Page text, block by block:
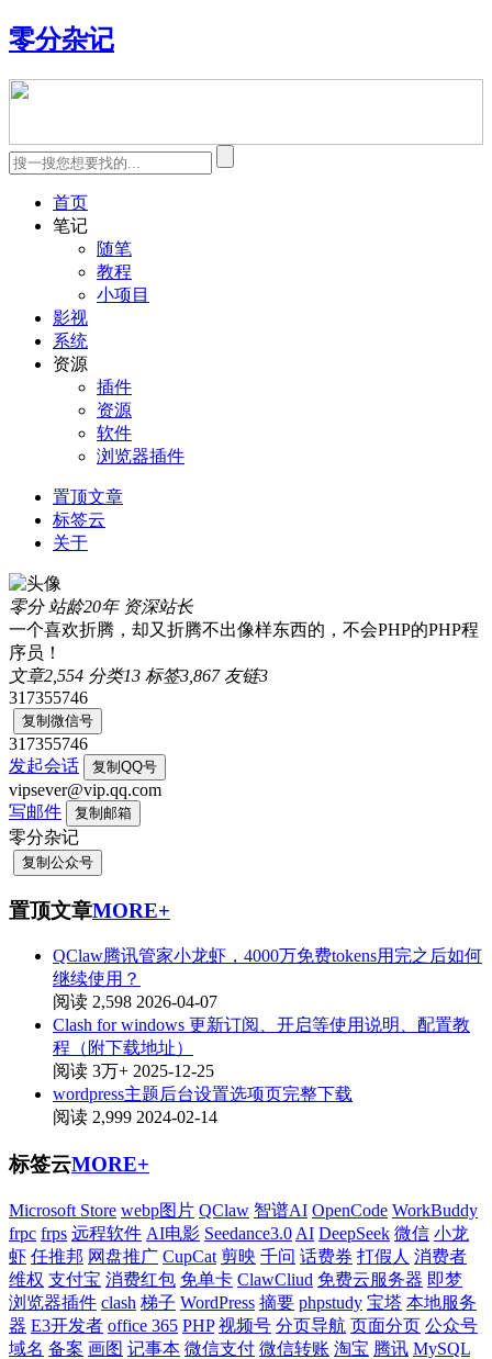
零分杂记
首页
笔记
随笔
教程
小项目
影视
系统
资源
插件
资源
软件
浏览器插件
置顶文章
标签云
关于
零分 站龄20年 资深站长
一个喜欢折腾，却又折腾不出像样东西的，不会PHP的PHP程
序员！
文章2,554 分类13 标签3,867 友链3
317355746
复制微信号
317355746
发起会话
复制QQ号
vipsever@vip.qq.com
写邮件
复制邮箱
零分杂记
复制公众号
置顶文章MORE+
QClaw腾讯管家小龙虾，4000万免费tokens用完之后如何
继续使用？
阅读 2,598 2026-04-07
Clash for windows 更新订阅、开启等使用说明、配置教
程（附下载地址）
阅读 3万+ 2025-12-25
wordpress主题后台设置选项页完整下载
阅读 2,999 2024-02-14
标签云MORE+
Microsoft Store webp图片 QClaw 智谱AI OpenCode WorkBuddy
frpc frps 远程软件 AI电影 Seedance3.0 AI DeepSeek 微信 小龙
虾 任推邦 网盘推广 CupCat 剪映 千问 话费券 打假人 消费者
维权 支付宝 消费红包 免单卡 ClawCliud 免费云服务器 即梦
浏览器插件 clash 梯子 WordPress 摘要 phpstudy 宝塔 本地服务
器 E3开发者 office 365 PHP 视频号 分页导航 页面分页 公众号
域名 备案 画图 记事本 微信支付 微信转账 淘宝 腾讯 MySQL